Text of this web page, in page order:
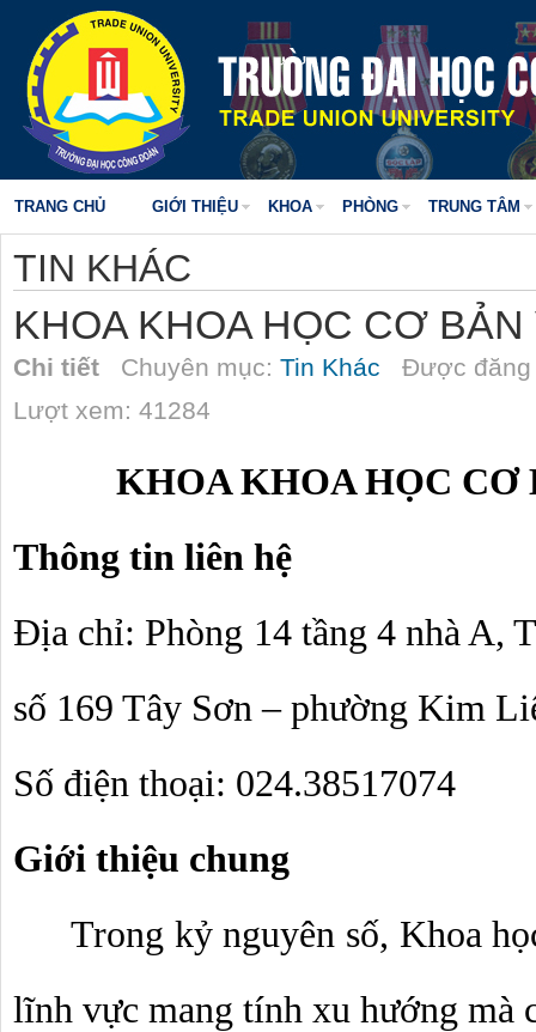
TRANG CHỦ GIỚI THIỆU KHOA PHÒNG TRUNG TÂM
TIN KHÁC
KHOA KHOA HỌC CƠ
Chi tiết Chuyên mục: Tin Khác Được
Lượt xem: 41284
KHOA KHOA HỌC CƠ
Thông tin liên hệ
Địa chỉ: Phòng 14 tầng 4 nhà A,
số 169 Tây Sơn – phường Kim
Số điện thoại: 024.38517074
Giới thiệu chung
Trong kỷ nguyên số, Khoa
lĩnh vực mang tính xu hướng mà